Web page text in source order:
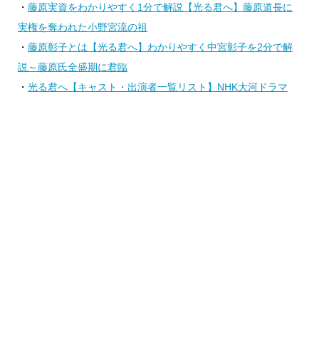
・ 藤原実資をわかりやすく1分で解説【光る君へ】藤原道長に
実権を奪われた小野宮流の祖
・ 藤原彰子とは【光る君へ】わかりやすく中宮彰子を2分で解
説～藤原氏全盛期に君臨
・ 光る君へ【キャスト・出演者一覧リスト】NHK大河ドラマ